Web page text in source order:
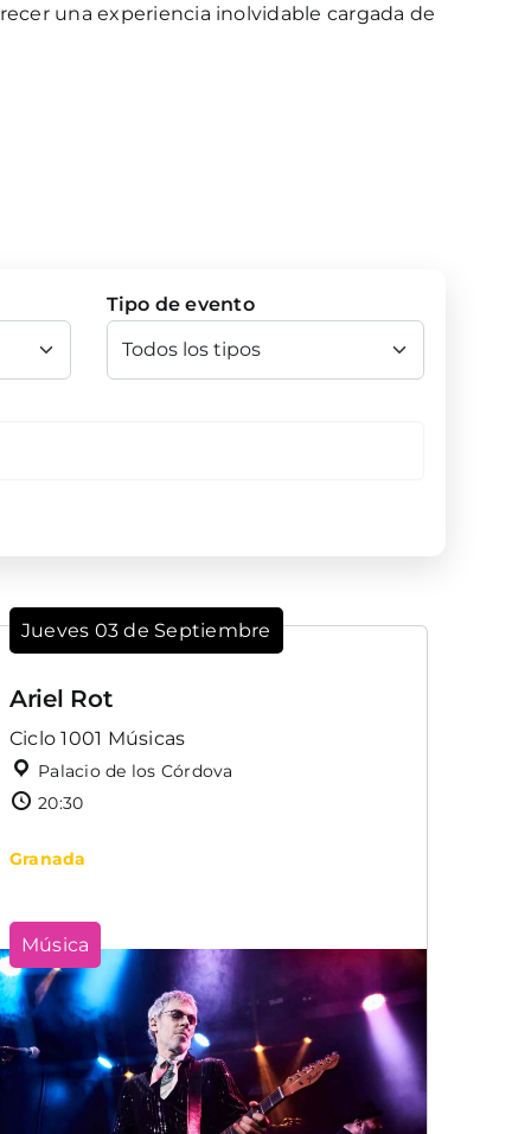
una experiencia inolvidable cargada de
Tipo de evento
Jueves 03 de Septiembre
Ariel Rot
Ciclo 1001 Músicas
Palacio de los Córdova
20:30
Granada
Música